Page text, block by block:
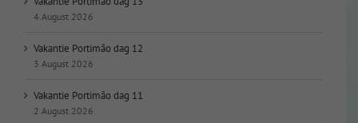
4 August 2026
Vakantie Portimão dag 12
3 August 2026
Vakantie Portimão dag 11
2 August 2026